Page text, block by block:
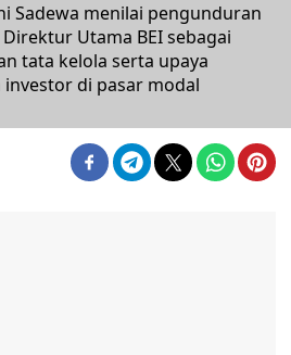
Sadewa menilai pengunduran
Utama BEI sebagai
tata kelola serta upaya
di pasar modal